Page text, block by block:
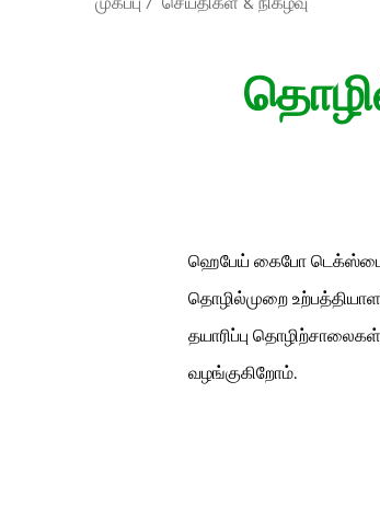
ஹெபேய் கைபோ டெக்ஸ்டைல்
தொழில்முறை
தயாரிப்பு
வழங்குகிறோம்.